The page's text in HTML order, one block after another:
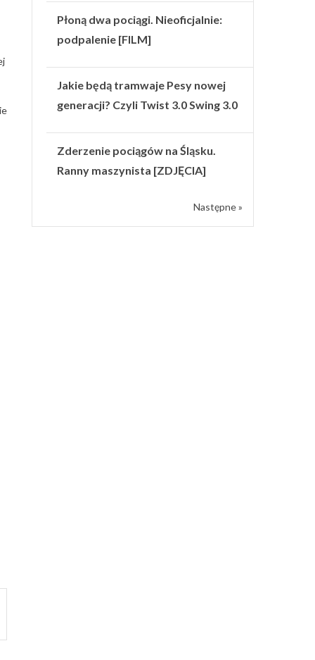
Płoną dwa pociągi. Nieoficjalnie:
podpalenie [FILM]
Jakie będą tramwaje Pesy nowej
generacji? Czyli Twist 3.0 Swing 3.0
Zderzenie pociągów na Śląsku.
Ranny maszynista [ZDJĘCIA]
Następne »